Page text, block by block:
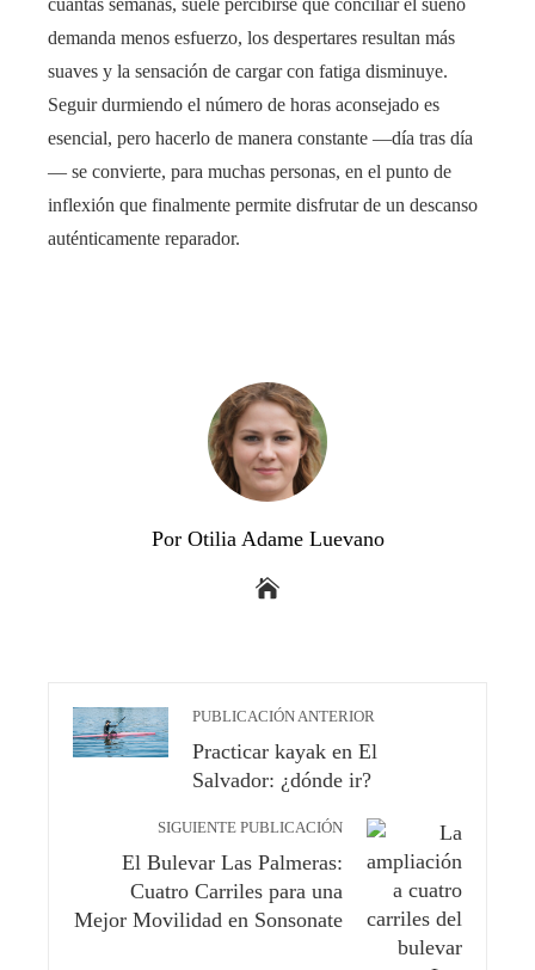
cuantas semanas, suele percibirse que conciliar el sueño
demanda menos esfuerzo, los despertares resultan más
suaves y la sensación de cargar con fatiga disminuye.
Seguir durmiendo el número de horas aconsejado es
esencial, pero hacerlo de manera constante —día tras día
— se convierte, para muchas personas, en el punto de
inflexión que finalmente permite disfrutar de un descanso
auténticamente reparador.
Por Otilia Adame Luevano
PUBLICACIÓN ANTERIOR
Practicar kayak en El
Salvador: ¿dónde ir?
SIGUIENTE PUBLICACIÓN
El Bulevar Las Palmeras:
Cuatro Carriles para una
Mejor Movilidad en Sonsonate